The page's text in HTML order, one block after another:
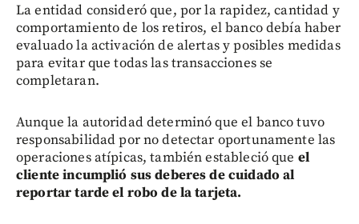
La entidad consideró que, por la rapidez, cantidad y
comportamiento de los retiros, el banco debía haber
evaluado la activación de alertas y posibles medidas
para evitar que todas las transacciones se
completaran.
Aunque la autoridad determinó que el banco tuvo
responsabilidad por no detectar oportunamente las
operaciones atípicas, también estableció que el
cliente incumplió sus deberes de cuidado al
reportar tarde el robo de la tarjeta.